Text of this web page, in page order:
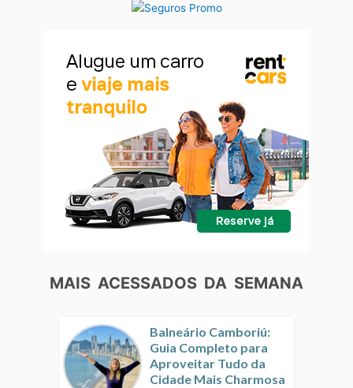
MAIS ACESSADOS DA SEMANA
Balneário Camboriú:
Guia Completo para
Aproveitar Tudo da
Cidade Mais Charmosa